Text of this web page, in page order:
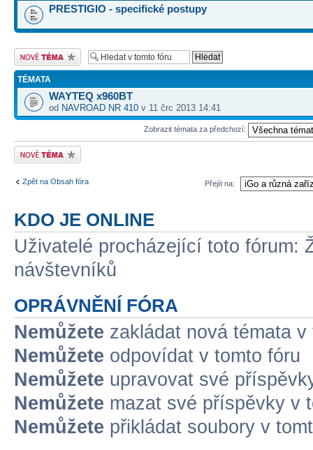
PRESTIGIO - specifické postupy
Odeslat nové téma
TÉMATA
WAYTEQ x960BT
od NAVROAD NR 410 v 11 črc 2013 14:41
Zobrazit témata za předchozí:
Odeslat nové téma
Zpět na Obsah fóra Přejít na:
KDO JE ONLINE
Uživatelé procházející toto fórum:
návštevníků
OPRÁVNĚNÍ FÓRA
Nemůžete zakládat nová témata v
Nemůžete odpovídat v tomto fóru
Nemůžete upravovat své
Nemůžete mazat své příspěvky v
Nemůžete přikládat soubory v